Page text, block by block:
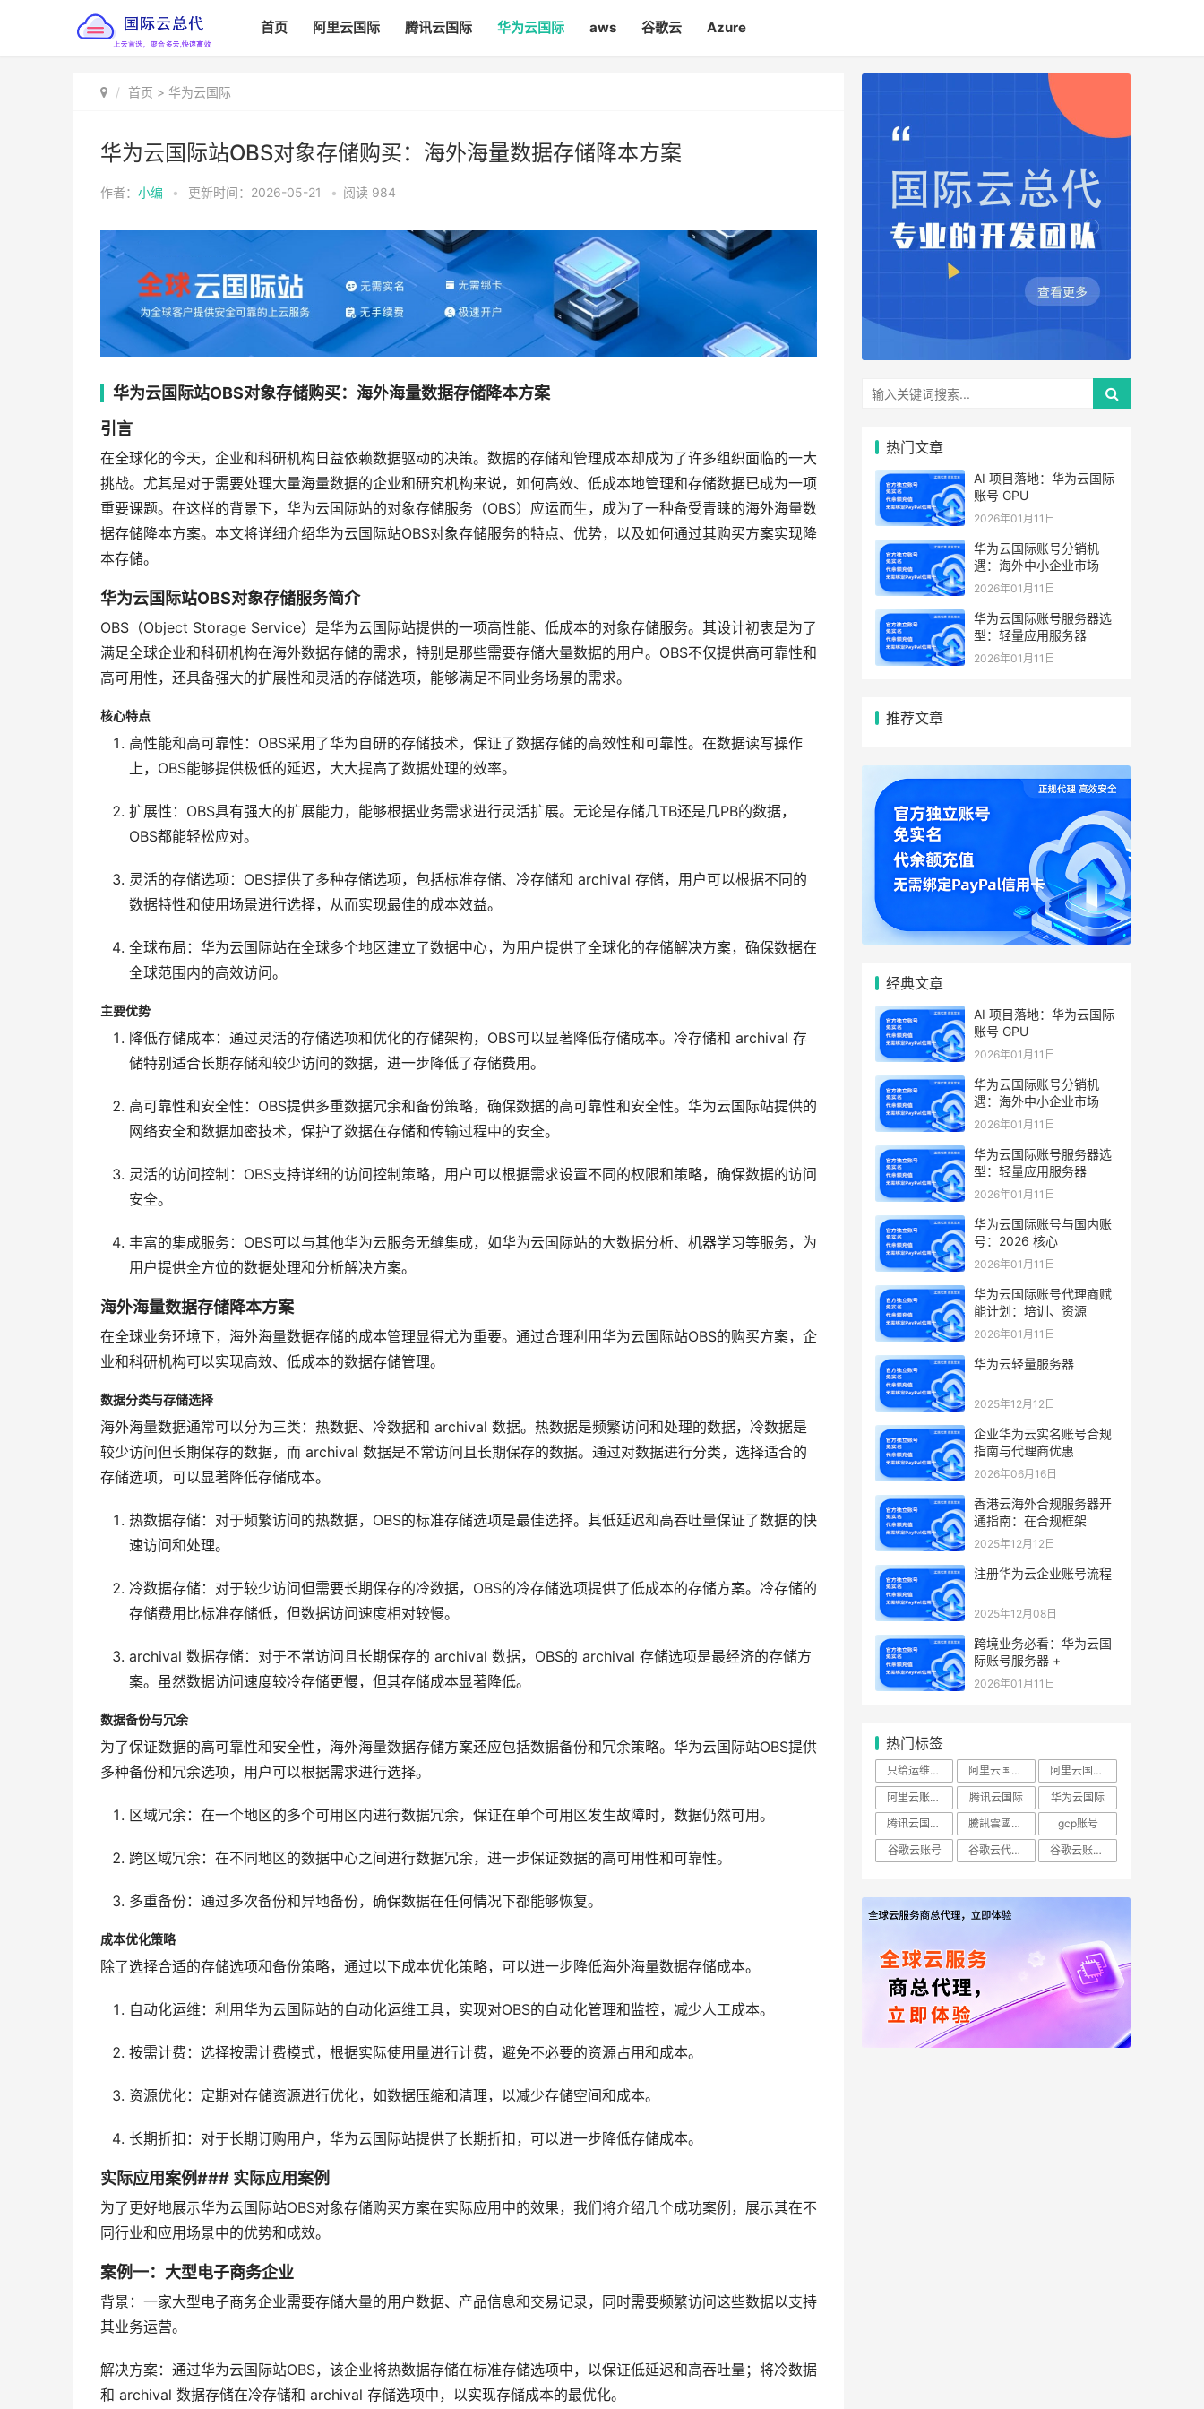
首页 阿里云国际 腾讯云国际 华为云国际 aws 谷歌云 Azure
首页 > 华为云国际
华为云国际站OBS对象存储购买：海外海量数据存储降本方案
作者： 小编 • 更新时间：2026-05-21 • 阅读 984
华为云国际站OBS对象存储购买：海外海量数据存储降本方案
引言
在全球化的今天，企业和科研机构日益依赖数据驱动的决策。数据的存储和管理成本却成为了许多组织面临的一大
挑战。尤其是对于需要处理大量海量数据的企业和研究机构来说，如何高效、低成本地管理和存储数据已成为一项
重要课题。在这样的背景下，华为云国际站的对象存储服务（OBS）应运而生，成为了一种备受青睐的海外海量数
据存储降本方案。本文将详细介绍华为云国际站OBS对象存储服务的特点、优势，以及如何通过其购买方案实现降
本存储。
华为云国际站OBS对象存储服务简介
OBS（Object Storage Service）是华为云国际站提供的一项高性能、低成本的对象存储服务。其设计初衷是为了
满足全球企业和科研机构在海外数据存储的需求，特别是那些需要存储大量数据的用户。OBS不仅提供高可靠性和
高可用性，还具备强大的扩展性和灵活的存储选项，能够满足不同业务场景的需求。
核心特点
高性能和高可靠性：OBS采用了华为自研的存储技术，保证了数据存储的高效性和可靠性。在数据读写操作
上，OBS能够提供极低的延迟，大大提高了数据处理的效率。
扩展性：OBS具有强大的扩展能力，能够根据业务需求进行灵活扩展。无论是存储几TB还是几PB的数据，
OBS都能轻松应对。
灵活的存储选项：OBS提供了多种存储选项，包括标准存储、冷存储和 archival 存储，用户可以根据不同的
数据特性和使用场景进行选择，从而实现最佳的成本效益。
全球布局：华为云国际站在全球多个地区建立了数据中心，为用户提供了全球化的存储解决方案，确保数据在
全球范围内的高效访问。
主要优势
降低存储成本：通过灵活的存储选项和优化的存储架构，OBS可以显著降低存储成本。冷存储和 archival 存
储特别适合长期存储和较少访问的数据，进一步降低了存储费用。
高可靠性和安全性：OBS提供多重数据冗余和备份策略，确保数据的高可靠性和安全性。华为云国际站提供的
网络安全和数据加密技术，保护了数据在存储和传输过程中的安全。
灵活的访问控制：OBS支持详细的访问控制策略，用户可以根据需求设置不同的权限和策略，确保数据的访问
安全。
丰富的集成服务：OBS可以与其他华为云服务无缝集成，如华为云国际站的大数据分析、机器学习等服务，为
用户提供全方位的数据处理和分析解决方案。
海外海量数据存储降本方案
在全球业务环境下，海外海量数据存储的成本管理显得尤为重要。通过合理利用华为云国际站OBS的购买方案，企
业和科研机构可以实现高效、低成本的数据存储管理。
数据分类与存储选择
海外海量数据通常可以分为三类：热数据、冷数据和 archival 数据。热数据是频繁访问和处理的数据，冷数据是
较少访问但长期保存的数据，而 archival 数据是不常访问且长期保存的数据。通过对数据进行分类，选择适合的
存储选项，可以显著降低存储成本。
热数据存储：对于频繁访问的热数据，OBS的标准存储选项是最佳选择。其低延迟和高吞吐量保证了数据的快
速访问和处理。
冷数据存储：对于较少访问但需要长期保存的冷数据，OBS的冷存储选项提供了低成本的存储方案。冷存储的
存储费用比标准存储低，但数据访问速度相对较慢。
archival 数据存储：对于不常访问且长期保存的 archival 数据，OBS的 archival 存储选项是最经济的存储方
案。虽然数据访问速度较冷存储更慢，但其存储成本显著降低。
数据备份与冗余
为了保证数据的高可靠性和安全性，海外海量数据存储方案还应包括数据备份和冗余策略。华为云国际站OBS提供
多种备份和冗余选项，用户可以根据需求进行选择。
区域冗余：在一个地区的多个可用区内进行数据冗余，保证在单个可用区发生故障时，数据仍然可用。
跨区域冗余：在不同地区的数据中心之间进行数据冗余，进一步保证数据的高可用性和可靠性。
多重备份：通过多次备份和异地备份，确保数据在任何情况下都能够恢复。
成本优化策略
除了选择合适的存储选项和备份策略，通过以下成本优化策略，可以进一步降低海外海量数据存储成本。
自动化运维：利用华为云国际站的自动化运维工具，实现对OBS的自动化管理和监控，减少人工成本。
按需计费：选择按需计费模式，根据实际使用量进行计费，避免不必要的资源占用和成本。
资源优化：定期对存储资源进行优化，如数据压缩和清理，以减少存储空间和成本。
长期折扣：对于长期订购用户，华为云国际站提供了长期折扣，可以进一步降低存储成本。
实际应用案例### 实际应用案例
为了更好地展示华为云国际站OBS对象存储购买方案在实际应用中的效果，我们将介绍几个成功案例，展示其在不
同行业和应用场景中的优势和成效。
案例一：大型电子商务企业
背景：一家大型电子商务企业需要存储大量的用户数据、产品信息和交易记录，同时需要频繁访问这些数据以支持
其业务运营。
解决方案：通过华为云国际站OBS，该企业将热数据存储在标准存储选项中，以保证低延迟和高吞吐量；将冷数据
和 archival 数据存储在冷存储和 archival 存储选项中，以实现存储成本的最优化。
热门文章
AI 项目落地：华为云国际
账号 GPU
2026年01月11日
华为云国际账号分销机
遇：海外中小企业市场
2026年01月11日
华为云国际账号服务器选
型：轻量应用服务器
2026年01月11日
推荐文章
经典文章
AI 项目落地：华为云国际
账号 GPU
2026年01月11日
华为云国际账号分销机
遇：海外中小企业市场
2026年01月11日
华为云国际账号服务器选
型：轻量应用服务器
2026年01月11日
华为云国际账号与国内账
号：2026 核心
2026年01月11日
华为云国际账号代理商赋
能计划：培训、资源
2026年01月11日
华为云轻量服务器
2025年12月12日
企业华为云实名账号合规
指南与代理商优惠
2026年06月16日
香港云海外合规服务器开
通指南：在合规框架
2025年12月12日
注册华为云企业账号流程
2025年12月08日
跨境业务必看：华为云国
际账号服务器 +
2026年01月11日
热门标签
只给运维开ECS查看权限怎么做？ 阿里云国际账号
阿里云国际站
阿里云账号购买：（RAM）授权
腾讯云国际
华为云国际
腾讯云国际版
騰訊雲國際站
gcp账号
谷歌云账号
谷歌云代理商 谷歌云账号购买